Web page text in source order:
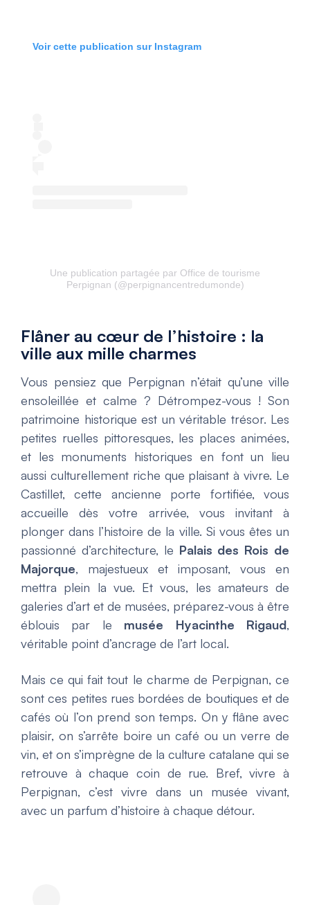
Voir cette publication sur Instagram
Une publication partagée par Office de tourisme
Perpignan (@perpignancentredumonde)
Flâner au cœur de l’histoire : la
ville aux mille charmes
Vous pensiez que Perpignan n’était qu’une ville
ensoleillée et calme ? Détrompez-vous ! Son
patrimoine historique est un véritable trésor. Les
petites ruelles pittoresques, les places animées,
et les monuments historiques en font un lieu
aussi culturellement riche que plaisant à vivre. Le
Castillet, cette ancienne porte fortifiée, vous
accueille dès votre arrivée, vous invitant à
plonger dans l’histoire de la ville. Si vous êtes un
passionné d’architecture, le Palais des Rois de
Majorque, majestueux et imposant, vous en
mettra plein la vue. Et vous, les amateurs de
galeries d’art et de musées, préparez-vous à être
éblouis par le musée Hyacinthe Rigaud,
véritable point d’ancrage de l’art local.
Mais ce qui fait tout le charme de Perpignan, ce
sont ces petites rues bordées de boutiques et de
cafés où l’on prend son temps. On y flâne avec
plaisir, on s’arrête boire un café ou un verre de
vin, et on s’imprègne de la culture catalane qui se
retrouve à chaque coin de rue. Bref, vivre à
Perpignan, c’est vivre dans un musée vivant,
avec un parfum d’histoire à chaque détour.